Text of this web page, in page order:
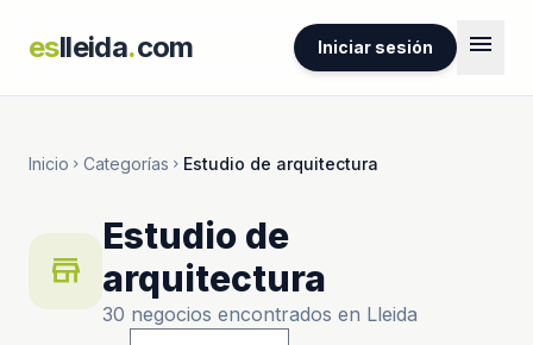
eslleida.com Iniciar sesión menu
Inicio chevron_right Categorías chevron_right Estudio de arquitectura
store
Estudio de
arquitectura
30 negocios encontrados en Lleida